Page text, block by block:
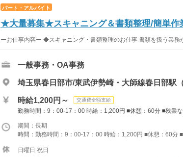
パート・アルバイト
★大量募集★スキャニング＆書類整理/簡単作
ーお仕事内容ー ◆スキャニング・書類整理のお仕事 書類を扱う業
一般事務・OA事務
埼玉県春日部市/東武伊勢崎・大師線春日部駅
時給1,200円～ 交通費全額支給
勤務時間：9：00-17：00 時給：1,200円 ■休憩：60分 ■残業
期間：長期
時間：勤務時間：9：00-17：00 時給：1,200円 ■休憩：60分
日曜日 祝日